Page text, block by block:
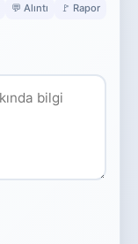
💬 Alıntı 🚩 Rapor